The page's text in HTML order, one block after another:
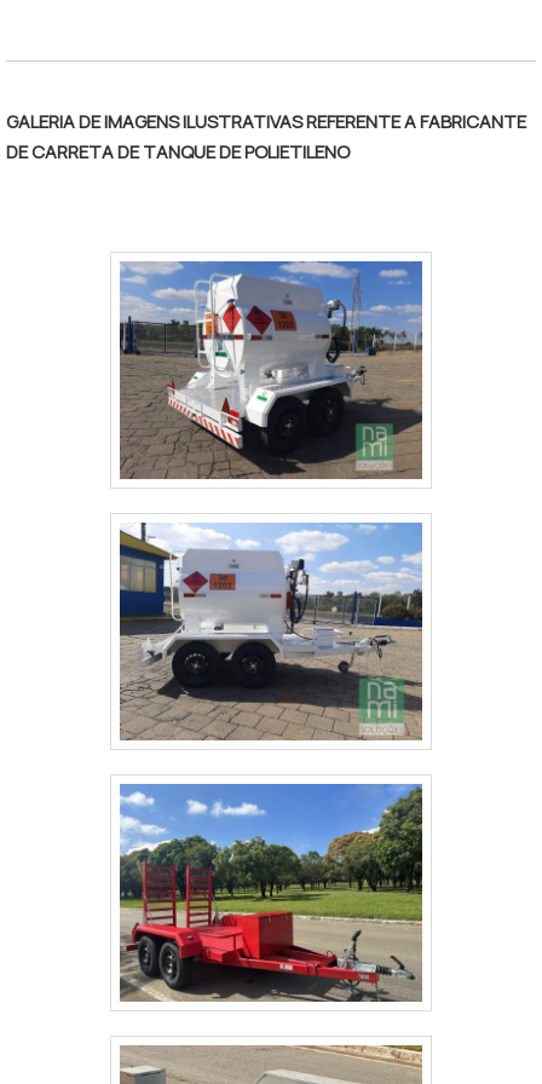
GALERIA DE IMAGENS ILUSTRATIVAS REFERENTE A FABRICANTE
DE CARRETA DE TANQUE DE POLIETILENO